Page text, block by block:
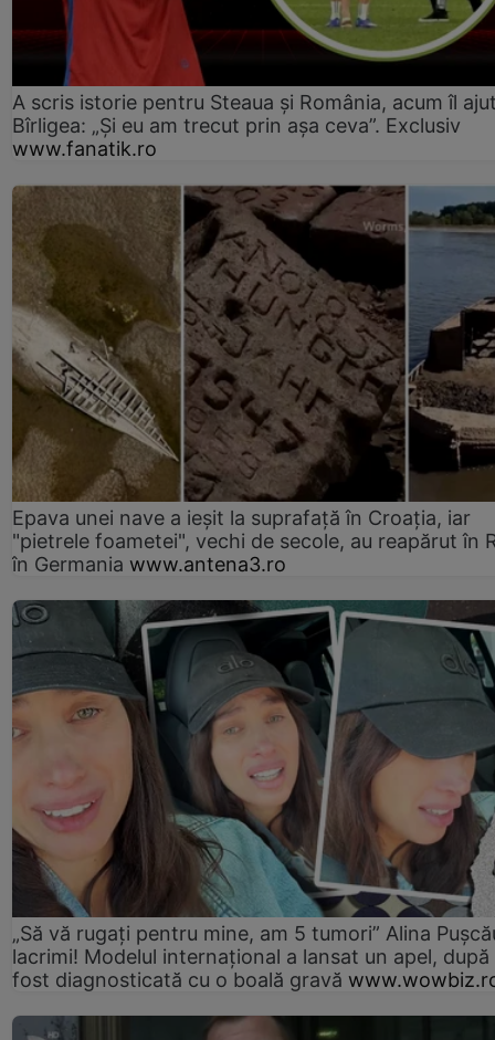
A scris istorie pentru Steaua și România, acum îl
Bîrligea: „Și eu am trecut prin așa ceva”. Exclusiv
www.fanatik.ro
Epava unei nave a ieșit la suprafață în Croația, iar
"pietrele foametei", vechi de secole, au reapărut în
în Germania www.antena3.ro
„Să vă rugați pentru mine, am 5 tumori” Alina
lacrimi! Modelul internațional a lansat un apel, după
fost diagnosticată cu o boală gravă